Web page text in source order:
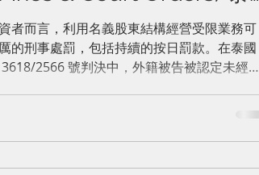
資者的法律風險防範
款與法院命令）
者而言，利用名義股東結構經營受限業務可
的刑事處罰，包括持續的按日罰款。在泰國
2566 號判決中，外籍被告被認定未經許